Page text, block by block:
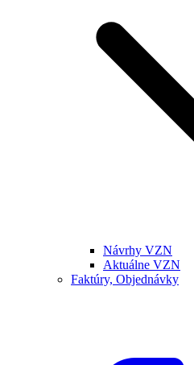
Návrhy VZN
Aktuálne VZN
Faktúry, Objednávky